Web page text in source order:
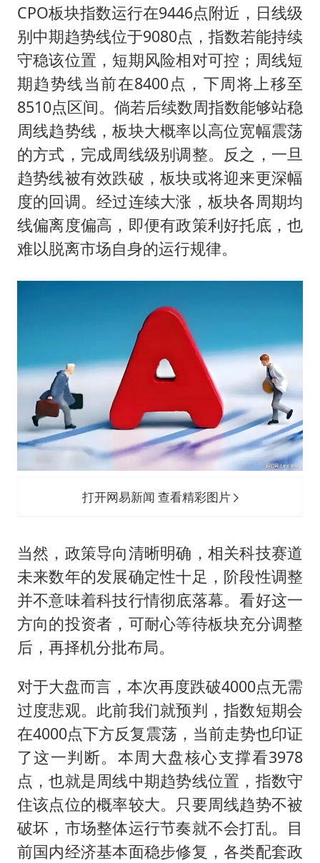
CPO板块指数运行在9446点附近，日线级
别中期趋势线位于9080点，指数若能持续
守稳该位置，短期风险相对可控；周线短
期趋势线当前在8400点，下周将上移至
8510点区间。倘若后续数周指数能够站稳
周线趋势线，板块大概率以高位宽幅震荡
的方式，完成周线级别调整。反之，一旦
趋势线被有效跌破，板块或将迎来更深幅
度的回调。经过连续大涨，板块各周期均
线偏离度偏高，即便有政策利好托底，也
难以脱离市场自身的运行规律。
打开网易新闻 查看精彩图片
当然，政策导向清晰明确，相关科技赛道
未来数年的发展确定性十足，阶段性调整
并不意味着科技行情彻底落幕。看好这一
方向的投资者，可耐心等待板块充分调整
后，再择机分批布局。
对于大盘而言，本次再度跌破4000点无需
过度悲观。此前我们就预判，指数短期会
在4000点下方反复震荡，当前走势也印证
了这一判断。本周大盘核心支撑看3978
点，也就是周线中期趋势线位置，指数守
住该点位的概率较大。只要周线趋势不被
破坏，市场整体运行节奏就不会打乱。目
前国内经济基本面稳步修复，各类配套政